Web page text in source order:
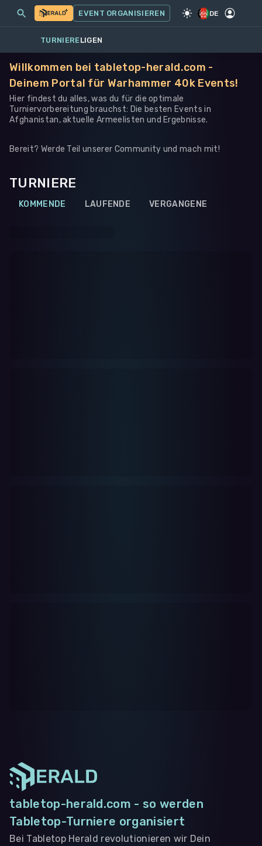
SPIEL·WARHAMMER 40K
MEINE EVENTS MEHR
EVENT ORGANISIEREN DE
TURNIERELIGEN
Willkommen bei tabletop-herald.com -
Deinem Portal für Warhammer 40k Events!
Hier findest du alles, was du für die optimale
Turniervorbereitung brauchst: Die besten Events in
Afghanistan, aktuelle Armeelisten und Ergebnisse.
Bereit? Werde Teil unserer Community und mach mit!
TURNIERE
KOMMENDE LAUFENDE VERGANGENE
tabletop-herald.com - so werden
Tabletop-Turniere organisiert
Bei Tabletop Herald revolutionieren wir Dein